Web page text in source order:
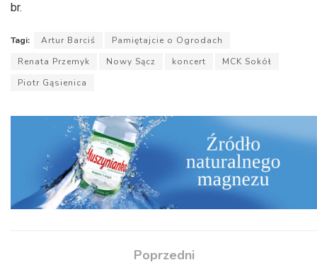
br.
Tagi: Artur Barciś
Pamiętajcie o Ogrodach
Renata Przemyk
Nowy Sącz koncert
MCK Sokół
Piotr Gąsienica
Poprzedni